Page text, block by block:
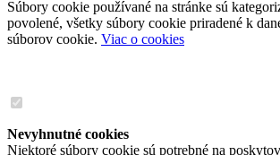
Súbory cookie používané na stránke sú
povolené, všetky súbory cookie priradené k
súborov cookie. Viac o cookies
Nevyhnutné cookies
Niektoré súbory cookie sú potrebné na